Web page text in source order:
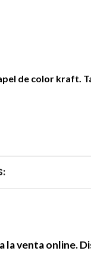
de color kraft.
la venta online.